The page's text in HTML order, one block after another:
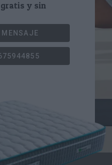
y sin
MENSAJE